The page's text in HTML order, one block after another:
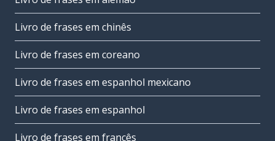
Livro de frases em chinês
Livro de frases em coreano
Livro de frases em espanhol mexicano
Livro de frases em espanhol
Livro de frases em francês